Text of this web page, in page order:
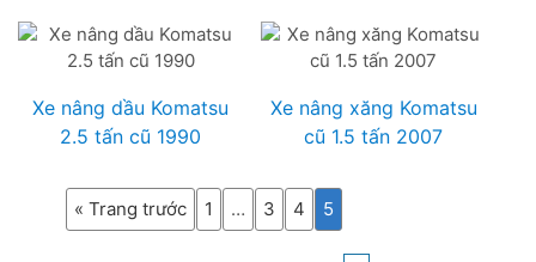
Xe nâng dầu Komatsu
2.5 tấn cũ 1990
Xe nâng xăng Komatsu
cũ 1.5 tấn 2007
« Trang trước 1 … 3 4 5